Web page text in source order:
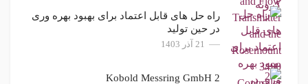
راه حل های قابل اعتماد برای بهبود بهره وری
در حین تولید
21 آذر 1403
2 Kobold Messring GmbH